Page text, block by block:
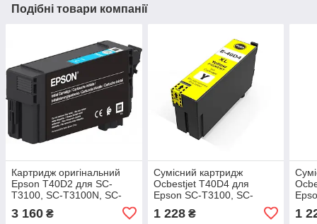
Подібні товари компанії
Картридж оригінальний
Epson T40D2 для SC-
T3100, SC-T3100N, SC-
T5100, SC-T5100N, 50 мл,
Cyan
3 160 ₴
Сумісний картридж
Ocbestjet T40D4 для
Epson SC-T3100, SC-
T5100N, Yellow, 50 мл
1 228₴ 1